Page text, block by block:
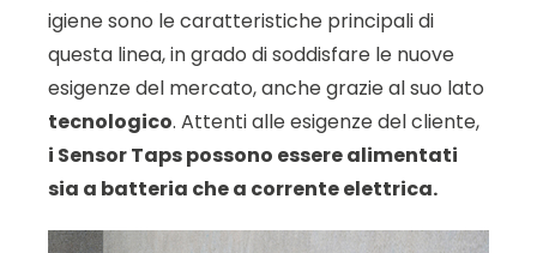
igiene sono le caratteristiche principali di
questa linea, in grado di soddisfare le nuove
esigenze del mercato, anche grazie al suo lato
tecnologico. Attenti alle esigenze del cliente,
i Sensor Taps possono essere alimentati
sia a batteria che a corrente elettrica.